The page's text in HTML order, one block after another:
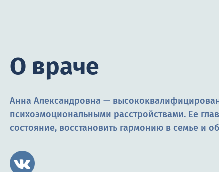
О враче
Анна Александровна —
психоэмоциональными расстройствами. Ее
состояние, восстановить гармонию в семье и